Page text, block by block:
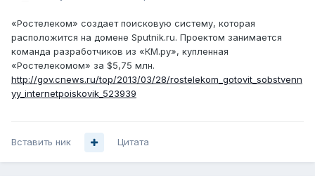
«Ростелеком» создает поисковую систему, которая
расположится на домене Sputnik.ru. Проектом занимается
команда разработчиков из «КМ.ру», купленная
«Ростелекомом» за $5,75 млн.
http://gov.cnews.ru/top/2013/03/28/rostelekom_gotovit_sobstvenn
yy_internetpoiskovik_523939
Вставить ник Цитата